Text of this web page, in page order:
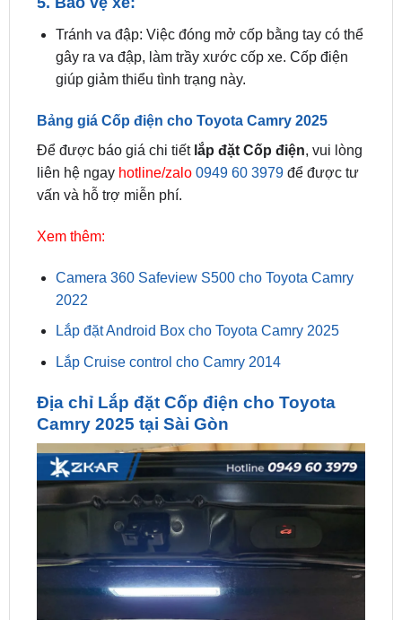
gây ra va đập, làm trầy xước cốp xe. Cốp điện
giúp giảm thiểu tình trạng này.
Bảng giá Cốp điện cho Toyota Camry 2025
liên hệ ngayhotline/zalo 0949 60 3979để được tư
vấn và hỗ trợ miễn phí.
Xem thêm:
Camera 360 Safeview S500 cho Toyota Camry
Lắp đặt Android Box cho Toyota Camry 2025
Địa chỉ Lắp đặt Cốp điện cho Toyota